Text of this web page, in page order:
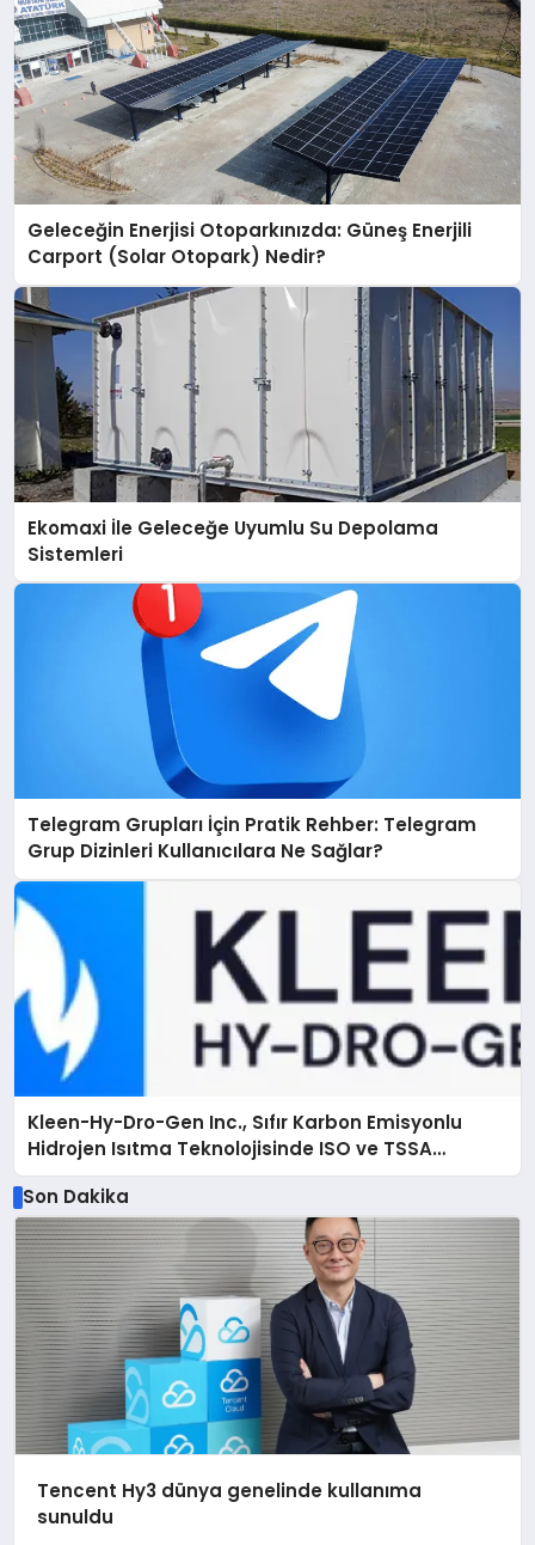
Geleceğin Enerjisi Otoparkınızda: Güneş Enerjili
Carport (Solar Otopark) Nedir?
Ekomaxi İle Geleceğe Uyumlu Su Depolama
Sistemleri
Telegram Grupları İçin Pratik Rehber: Telegram
Grup Dizinleri Kullanıcılara Ne Sağlar?
Kleen-Hy-Dro-Gen Inc., Sıfır Karbon Emisyonlu
Hidrojen Isıtma Teknolojisinde ISO ve TSSA
Düzenleyici Onaylarını Aldı
Son Dakika
Tencent Hy3 dünya genelinde kullanıma
sunuldu